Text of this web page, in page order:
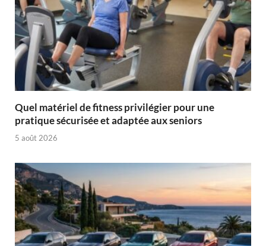
Quel matériel de fitness privilégier pour une
pratique sécurisée et adaptée aux seniors
5 août 2026